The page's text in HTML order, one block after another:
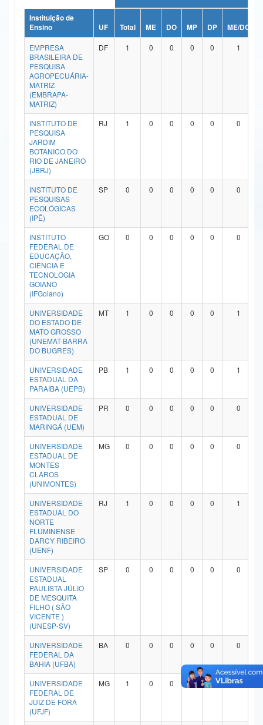
Ministério da Ciência, Tecnologia, Inovações e Comunicações
Ministério do Meio Ambiente
Ministério do Turismo
Ministério do Desenvolvimento Regional
Controladoria-Geral da União
Ministério da Mulher, da Família e dos Direitos Humanos
Secretaria-Geral
Secretaria de Governo
Gabinete de Segurança Institucional
Advocacia-Geral da União
Banco Central do Brasil
Instituição de
Ensino
UF Total ME DO MP DP ME/DO
EMPRESA
BRASILEIRA DE
PESQUISA
AGROPECUÁRIA-
MATRIZ
(EMBRAPA-
MATRIZ)
DF 1 0 0 0 0 1
INSTITUTO DE
PESQUISA
JARDIM
BOTANICO DO
RIO DE JANEIRO
(JBRJ)
RJ 1 0 0 0 0 0
INSTITUTO DE
PESQUISAS
ECOLÓGICAS
(IPÊ)
SP 0 0 0 0 0 0
INSTITUTO
FEDERAL DE
EDUCAÇÃO,
CIÊNCIA E
TECNOLOGIA
GOIANO
(IFGoiano)
GO 0 0 0 0 0 0
UNIVERSIDADE
DO ESTADO DE
MATO GROSSO
(UNEMAT-BARRA
DO BUGRES)
MT 1 0 0 0 0 1
UNIVERSIDADE
ESTADUAL DA
PARAIBA (UEPB)
PB 1 0 0 0 0 1
UNIVERSIDADE
ESTADUAL DE
MARINGÁ (UEM)
PR 0 0 0 0 0 0
UNIVERSIDADE
ESTADUAL DE
MONTES
CLAROS
(UNIMONTES)
MG 0 0 0 0 0 0
UNIVERSIDADE
ESTADUAL DO
NORTE
FLUMINENSE
DARCY RIBEIRO
(UENF)
RJ 1 0 0 0 0 1
UNIVERSIDADE
ESTADUAL
PAULISTA JÚLIO
DE MESQUITA
FILHO ( SÃO
VICENTE )
(UNESP-SV)
SP 0 0 0 0 0 0
UNIVERSIDADE
FEDERAL DA
BAHIA (UFBA)
BA 0 0 0 0 0 0
UNIVERSIDADE
FEDERAL DE
JUIZ DE FORA
(UFJF)
MG 1 0 0 0 0 1